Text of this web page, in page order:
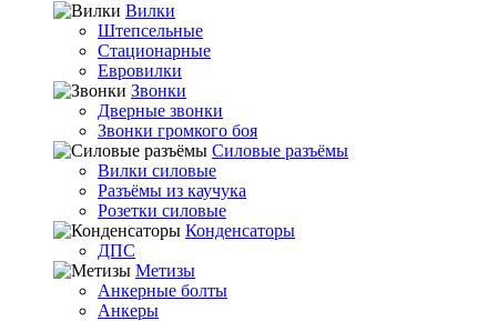
Вилки
Штепсельные
Стационарные
Евровилки
Звонки
Дверные звонки
Звонки громкого боя
Силовые разъёмы
Вилки силовые
Разъёмы из каучука
Розетки силовые
Конденсаторы
ДПС
Метизы
Анкерные болты
Анкеры